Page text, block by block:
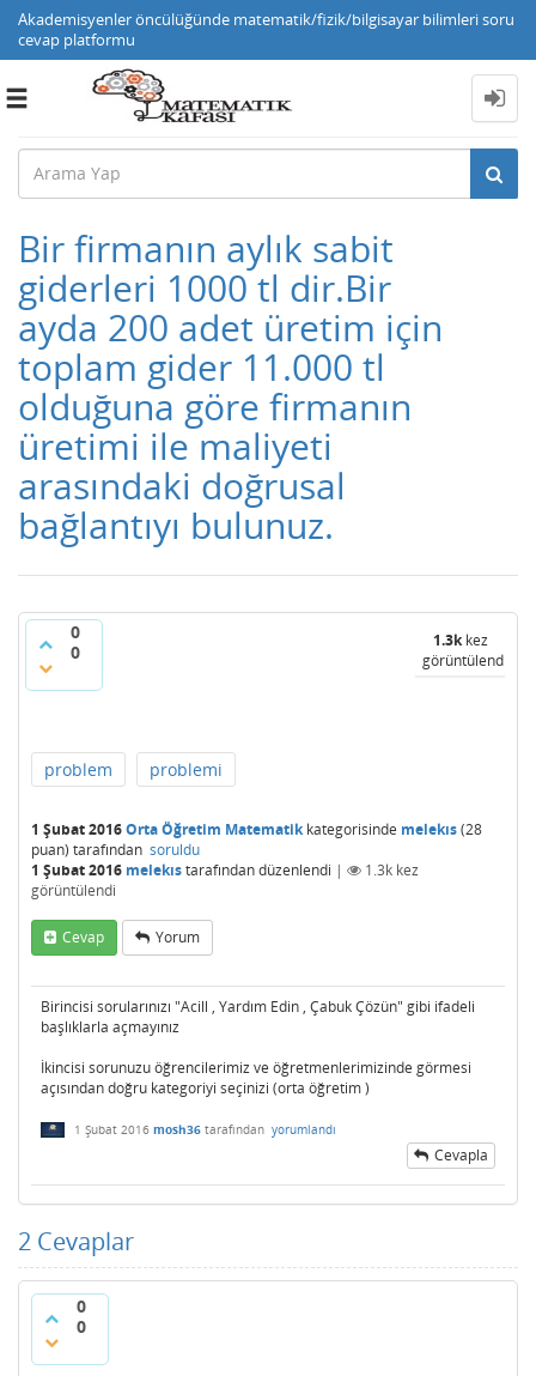
Akademisyenler öncülüğünde matematik/fizik/bilgisayar bilimleri soru
cevap platformu
Toggle
Bir firmanın aylık sabit
giderleri 1000 tl dir.Bir
ayda 200 adet üretim için
toplam gider 11.000 tl
olduğuna göre firmanın
üretimi ile maliyeti
arasındaki doğrusal
bağlantıyı bulunuz.
0
0
1.3kkez
görüntülendi
problem problemi
1 Şubat 2016Orta Öğretim Matematikkategorisinde melekıs(28
puan) tarafından soruldu
1 Şubat 2016 melekıstarafındandüzenlendi | 1.3k kez
görüntülendi
Cevap Yorum
Birincisi sorularınızı "Acill , Yardım Edin , Çabuk Çözün" gibi ifadeli
başlıklarla açmayınız
İkincisi sorunuzu öğrencilerimiz ve öğretmenlerimizinde görmesi
açısından doğru kategoriyi seçinizi (orta öğretim )
1 Şubat 2016 mosh36 tarafından yorumlandı
Cevapla
2 Cevaplar
0
0